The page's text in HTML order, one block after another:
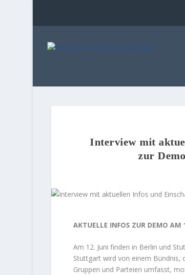
Interview mit
zur
AKTUELLE INFOS ZUR DEMO
Am 12. Juni finden in Berlin und
Stuttgart wird von einem Bündnis,
Gruppen und Parteien umfasst,